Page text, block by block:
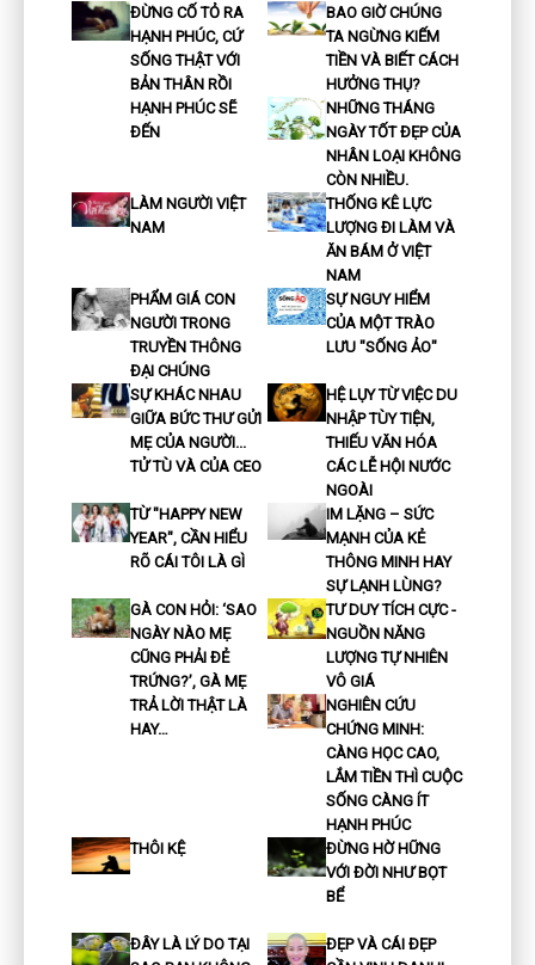
ĐỪNG CỐ TỎ RA
HẠNH PHÚC, CỨ
SỐNG THẬT VỚI
BẢN THÂN RỒI
HẠNH PHÚC SẼ
ĐẾN
BAO GIỜ CHÚNG
TA NGỪNG KIẾM
TIỀN VÀ BIẾT CÁCH
HƯỞNG THỤ?
NHỮNG THÁNG
NGÀY TỐT ĐẸP CỦA
NHÂN LOẠI KHÔNG
CÒN NHIỀU.
LÀM NGƯỜI VIỆT
NAM
THỐNG KÊ LỰC
LƯỢNG ĐI LÀM VÀ
ĂN BÁM Ở VIỆT
NAM
PHẨM GIÁ CON
NGƯỜI TRONG
TRUYỀN THÔNG
ĐẠI CHÚNG
SỰ NGUY HIỂM
CỦA MỘT TRÀO
LƯU "SỐNG ẢO"
SỰ KHÁC NHAU
GIỮA BỨC THƯ GỬI
MẸ CỦA NGƯỜI...
TỬ TÙ VÀ CỦA CEO
HỆ LỤY TỪ VIỆC DU
NHẬP TÙY TIỆN,
THIẾU VĂN HÓA
CÁC LỄ HỘI NƯỚC
NGOÀI
TỪ "HAPPY NEW
YEAR", CẦN HIỂU
RÕ CÁI TÔI LÀ GÌ
IM LẶNG – SỨC
MẠNH CỦA KẺ
THÔNG MINH HAY
SỰ LẠNH LÙNG?
GÀ CON HỎI: ‘SAO
NGÀY NÀO MẸ
CŨNG PHẢI ĐẺ
TRỨNG?’, GÀ MẸ
TRẢ LỜI THẬT LÀ
HAY…
TƯ DUY TÍCH CỰC -
NGUỒN NĂNG
LƯỢNG TỰ NHIÊN
VÔ GIÁ
NGHIÊN CỨU
CHỨNG MINH:
CÀNG HỌC CAO,
LẮM TIỀN THÌ CUỘC
SỐNG CÀNG ÍT
HẠNH PHÚC
THÔI KỆ
ĐỪNG HỜ HỮNG
VỚI ĐỜI NHƯ BỌT
BỂ
ĐÂY LÀ LÝ DO TẠI
ĐẸP VÀ CÁI ĐẸP